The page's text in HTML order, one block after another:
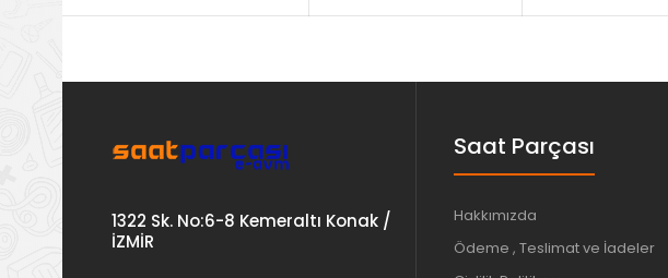
1322 Sk. No:6-8 Kemeraltı Konak /
İZMİR
Saat Parçası
Hakkımızda
Ödeme , Teslimat ve İadeler